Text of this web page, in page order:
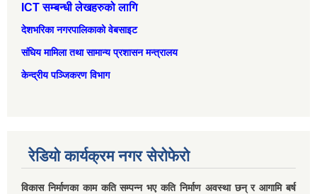
ICT सम्बन्धी लेखहरुको लागि
देशभरिका नगरपालिकाको वेबसाइट
संघिय मामिला तथा सामान्‍य प्रशासन मन्त्रालय
केन्द्रीय पञ्जिकरण विभाग
रेडियो कार्यक्रम नगर सेरोफेरो
विकास निर्माणका काम कति सम्पन्न भए कति निर्माण अवस्था छन् र आगामि बर्ष